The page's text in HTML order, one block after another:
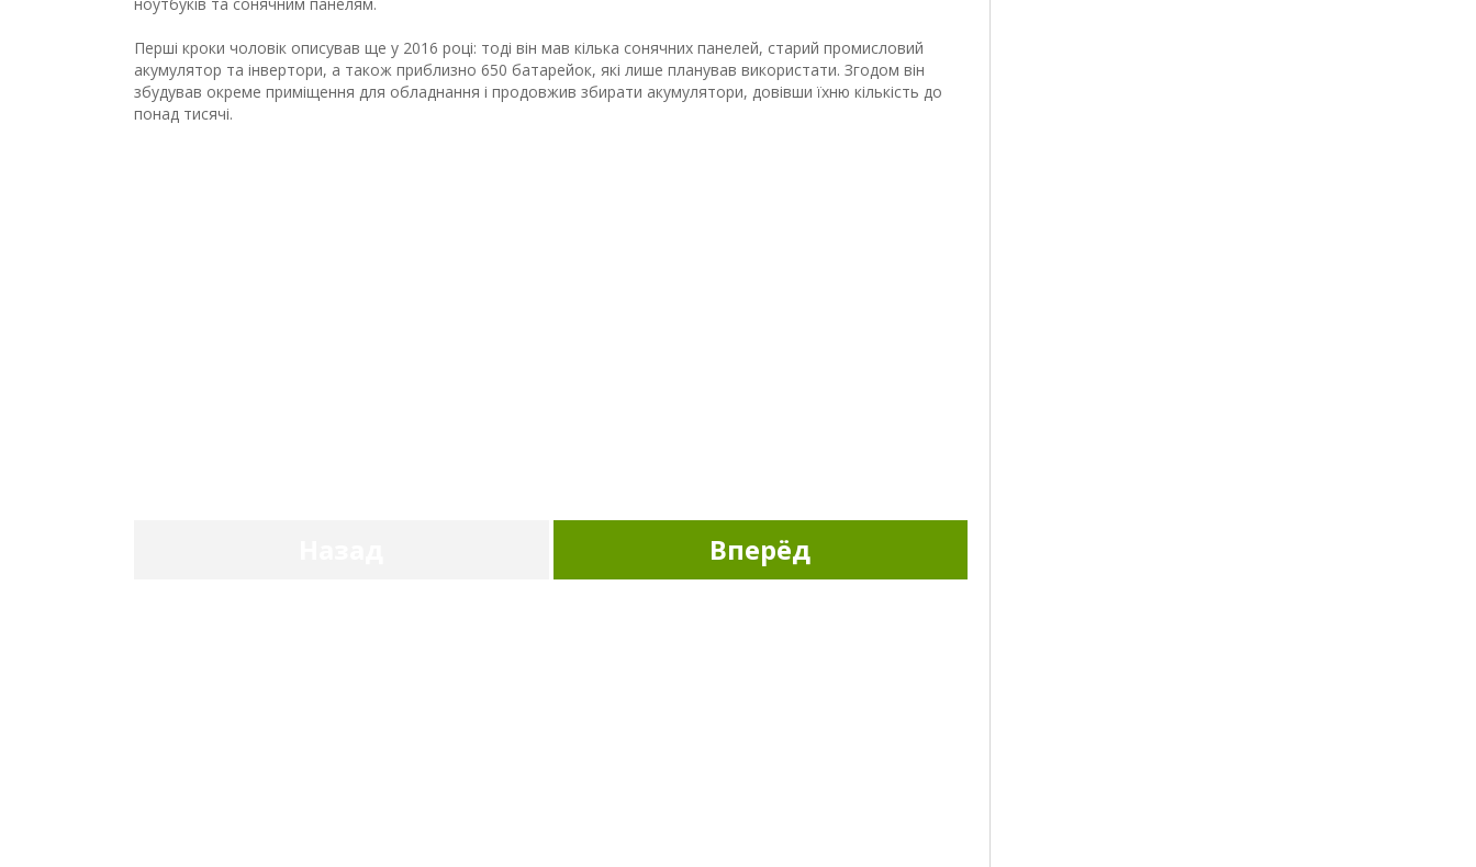
Перші кроки чоловік описував ще у 2016 році: тоді він мав кілька сонячних панелей, старий промисловий
акумулятор та інвертори, а також приблизно 650 батарейок, які лише планував використати. Згодом він
збудував окреме приміщення для обладнання і продовжив збирати акумулятори, довівши їхню кількість до
понад тисячі.
Вперёд